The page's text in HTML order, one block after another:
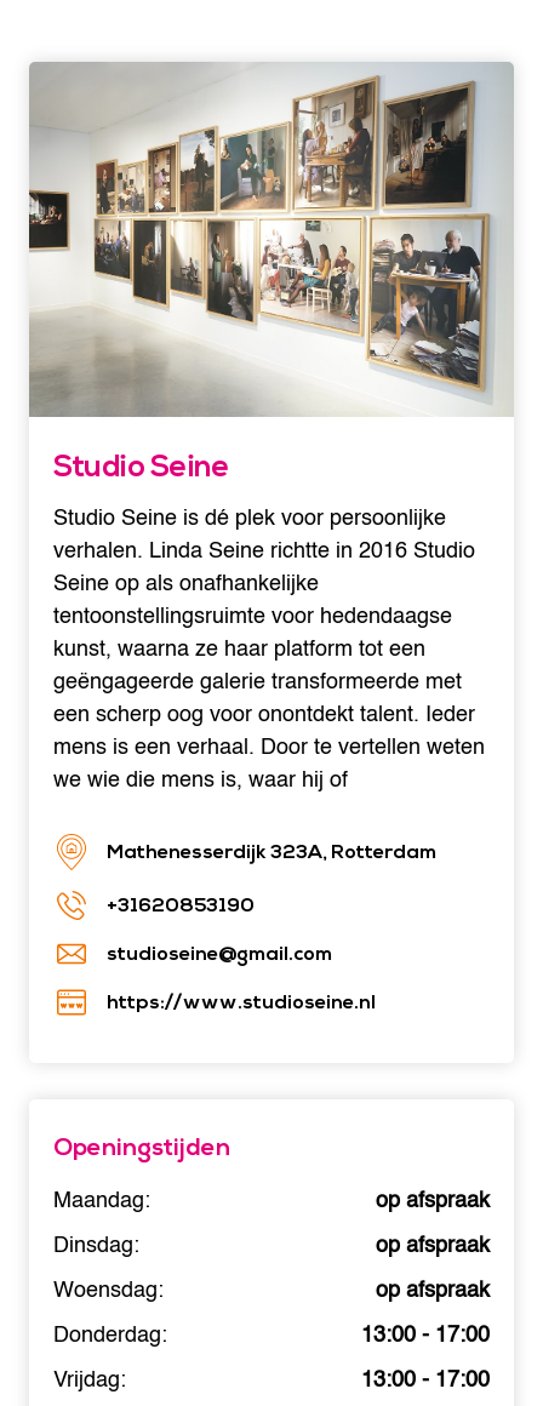
Studio Seine
Studio Seine is dé plek voor persoonlijke
verhalen. Linda Seine richtte in 2016 Studio
Seine op als onafhankelijke
tentoonstellingsruimte voor hedendaagse
kunst, waarna ze haar platform tot een
geëngageerde galerie transformeerde met
een scherp oog voor onontdekt talent. Ieder
mens is een verhaal. Door te vertellen weten
we wie die mens is, waar hij of
Mathenesserdijk 323A, Rotterdam
+31620853190
studioseine@gmail.com
https://www.studioseine.nl
Openingstijden
Maandag:
op afspraak
Dinsdag:
op afspraak
Woensdag:
op afspraak
Donderdag:
13:00 - 17:00
Vrijdag:
13:00 - 17:00